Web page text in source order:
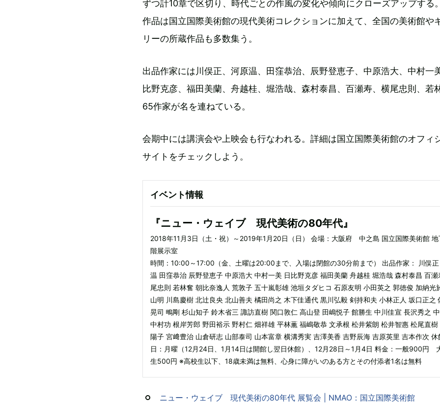
ずつ計10章で区切り、時代ごとの作風の変化や傾向にクローズアップする
作品は国立国際美術館の現代美術コレクションに加えて、全国の美術館や
リーの所蔵作品も多数集う。
出品作家には川俣正、河原温、田窪恭治、辰野登恵子、中原浩大、中村一
比野克彦、福田美蘭、舟越桂、堀浩哉、森村泰昌、百瀬寿、横尾忠則、若
65作家が名を連ねている。
会期中には講演会や上映会も行なわれる。詳細は国立国際美術館のオフィ
サイトをチェックしよう。
イベント情報
『ニュー・ウェイブ 現代美術の80年代』
2018年11月3日（土・祝）～2019年1月20日（日） 会場：大阪府 中之島 国立国際美術館
階展示室
時間：10:00～17:00（金、土曜は20:00まで、入場は閉館の30分前まで） 出品作家： 川俣
温 田窪恭治 辰野登恵子 中原浩大 中村一美 日比野克彦 福田美蘭 舟越桂 堀浩哉 森村泰昌 百瀬
尾忠則 若林奮 朝比奈逸人 荒敦子 五十嵐彰雄 池垣タダヒコ 石原友明 小田英之 郭徳俊 加納光
山明 川島慶樹 北辻良央 北山善夫 橘田尚之 木下佳通代 黒川弘毅 剣持和夫 小林正人 坂口正之
晃司 鴫剛 杉山知子 鈴木省三 諏訪直樹 関口敦仁 高山登 田嶋悦子 館勝生 中川佳宣 長沢秀之
中村功 根岸芳郎 野田裕示 野村仁 畑祥雄 平林薫 福嶋敬恭 文承根 松井紫朗 松井智惠 松尾直樹
陽子 宮﨑豊治 山倉研志 山部泰司 山本富章 横溝秀実 吉澤美香 吉野辰海 吉原英里 吉本作次 休
日：月曜（12月24日、1月14日は開館し翌日休館）、12月28日～1月4日 料金：一般900円
生500円 ※高校生以下、18歳未満は無料、心身に障がいのある方とその付添者1名は無料
ニュー・ウェイブ 現代美術の80年代 展覧会 | NMAO：国立国際美術館